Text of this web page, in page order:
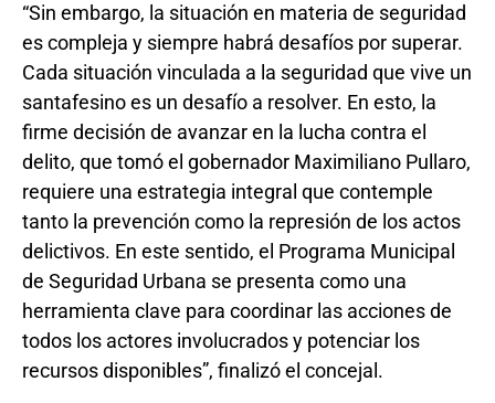
“Sin embargo, la situación en materia de seguridad
es compleja y siempre habrá desafíos por superar.
Cada situación vinculada a la seguridad que vive un
santafesino es un desafío a resolver. En esto, la
firme decisión de avanzar en la lucha contra el
delito, que tomó el gobernador Maximiliano Pullaro,
requiere una estrategia integral que contemple
tanto la prevención como la represión de los actos
delictivos. En este sentido, el Programa Municipal
de Seguridad Urbana se presenta como una
herramienta clave para coordinar las acciones de
todos los actores involucrados y potenciar los
recursos disponibles”, finalizó el concejal.